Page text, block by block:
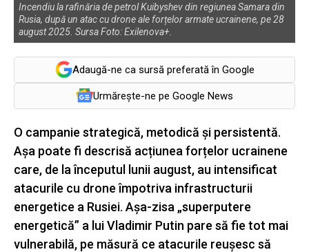
Incendiu la rafinăria de petrol Kuibyshev din regiunea Samara din
Rusia, după un atac cu drone ale forțelor armate ucrainene, pe 28
august 2025. Sursa Foto: Exilenova+.
Adaugă-ne ca sursă preferată în Google
Urmărește-ne pe Google News
O campanie strategică, metodică și persistentă.
Așa poate fi descrisă acțiunea forțelor ucrainene
care, de la începutul lunii august, au intensificat
atacurile cu drone împotriva infrastructurii
energetice a Rusiei. Așa-zisa „superputere
energetică” a lui Vladimir Putin pare să fie tot mai
vulnerabilă, pe măsură ce atacurile reușesc să